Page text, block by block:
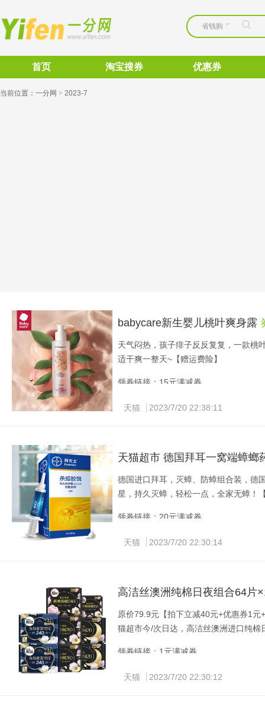
省钱购
首页 淘宝搜券 优惠券
当前位置： 一分网 > 2023-7
babycare新生婴儿桃叶爽身露
天气闷热，孩子痱子反反复复，一款桃
适干爽一整天~【赠运费险】
领券链接：15元满减券
天猫 2023/7/20 22:38:11
天猫超市 德国拜耳一窝端蟑螂
德国进口拜耳，灭蟑、防蟑组合装，德
星，持久灭蟑，轻松一点，全家无蟑！
领券链接：20元满减券
天猫 2023/7/20 22:30:14
高洁丝澳洲纯棉日夜组合64片
原价79.9元【拍下立减40元+优惠券1
猫超市今/次日达，高洁丝澳洲进口纯棉
领券链接：1元满减券
天猫 2023/7/20 22:30:12